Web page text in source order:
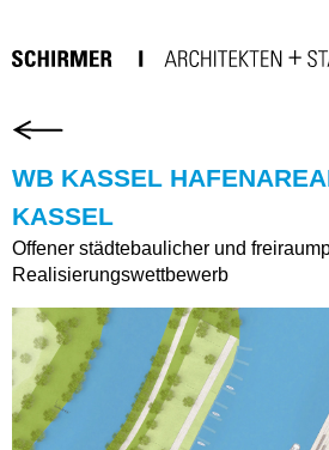
WB KASSEL
KASSEL
Offener städtebaulicher und
Realisierungswettbewerb